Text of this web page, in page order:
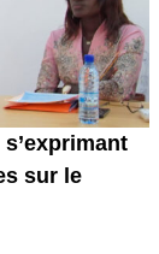
sur le